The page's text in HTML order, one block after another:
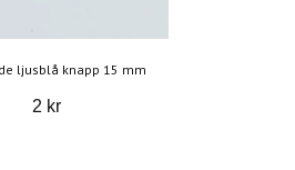
ljusblå knapp 15 mm
2 kr